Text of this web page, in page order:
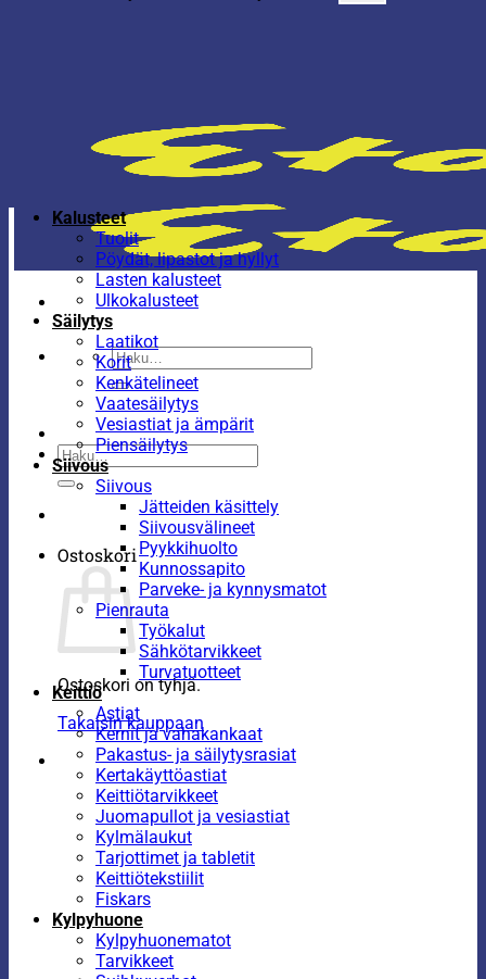
Etsi:
Etsi:
Ostoskori
Ostoskori on tyhjä.
Takaisin kauppaan
Kalusteet
Tuolit
Pöydät, lipastot ja hyllyt
Lasten kalusteet
Ulkokalusteet
Säilytys
Laatikot
Korit
Kenkätelineet
Vaatesäilytys
Vesiastiat ja ämpärit
Piensäilytys
Siivous
Siivous
Jätteiden käsittely
Siivousvälineet
Pyykkihuolto
Kunnossapito
Parveke- ja kynnysmatot
Pienrauta
Työkalut
Sähkötarvikkeet
Turvatuotteet
Keittiö
Astiat
Kernit ja vahakankaat
Pakastus- ja säilytysrasiat
Kertakäyttöastiat
Keittiötarvikkeet
Juomapullot ja vesiastiat
Kylmälaukut
Tarjottimet ja tabletit
Keittiötekstiilit
Fiskars
Kylpyhuone
Kylpyhuonematot
Tarvikkeet